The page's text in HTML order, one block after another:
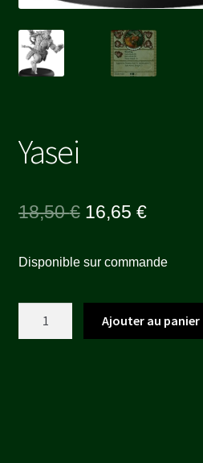
Yasei
18,50€ Le
initial
était :
18,50 €.
16,65 €Le
actuel
est :
16,65 €.
Disponible sur commande
Ajouter au panier